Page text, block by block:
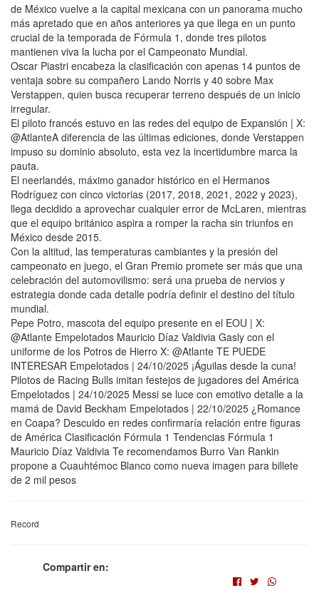
de México vuelve a la capital mexicana con un panorama mucho
más apretado que en años anteriores ya que llega en un punto
crucial de la temporada de Fórmula 1, donde tres pilotos
mantienen viva la lucha por el Campeonato Mundial.
Oscar Piastri encabeza la clasificación con apenas 14 puntos de
ventaja sobre su compañero Lando Norris y 40 sobre Max
Verstappen, quien busca recuperar terreno después de un inicio
irregular.
El piloto francés estuvo en las redes del equipo de Expansión | X:
@AtlanteA diferencia de las últimas ediciones, donde Verstappen
impuso su dominio absoluto, esta vez la incertidumbre marca la
pauta.
El neerlandés, máximo ganador histórico en el Hermanos
Rodríguez con cinco victorias (2017, 2018, 2021, 2022 y 2023),
llega decidido a aprovechar cualquier error de McLaren, mientras
que el equipo británico aspira a romper la racha sin triunfos en
México desde 2015.
Con la altitud, las temperaturas cambiantes y la presión del
campeonato en juego, el Gran Premio promete ser más que una
celebración del automovilismo: será una prueba de nervios y
estrategia donde cada detalle podría definir el destino del título
mundial.
Pepe Potro, mascota del equipo presente en el EOU | X:
@Atlante Empelotados Mauricio Díaz Valdivia Gasly con el
uniforme de los Potros de Hierro X: @Atlante TE PUEDE
INTERESAR Empelotados | 24/10/2025 ¡Águilas desde la cuna!
Pilotos de Racing Bulls imitan festejos de jugadores del América
Empelotados | 24/10/2025 Messi se luce con emotivo detalle a la
mamá de David Beckham Empelotados | 22/10/2025 ¿Romance
en Coapa? Descuido en redes confirmaría relación entre figuras
de América Clasificación Fórmula 1 Tendencias Fórmula 1
Mauricio Díaz Valdivia Te recomendamos Burro Van Rankin
propone a Cuauhtémoc Blanco como nueva imagen para billete
de 2 mil pesos
Record
Compartir en: